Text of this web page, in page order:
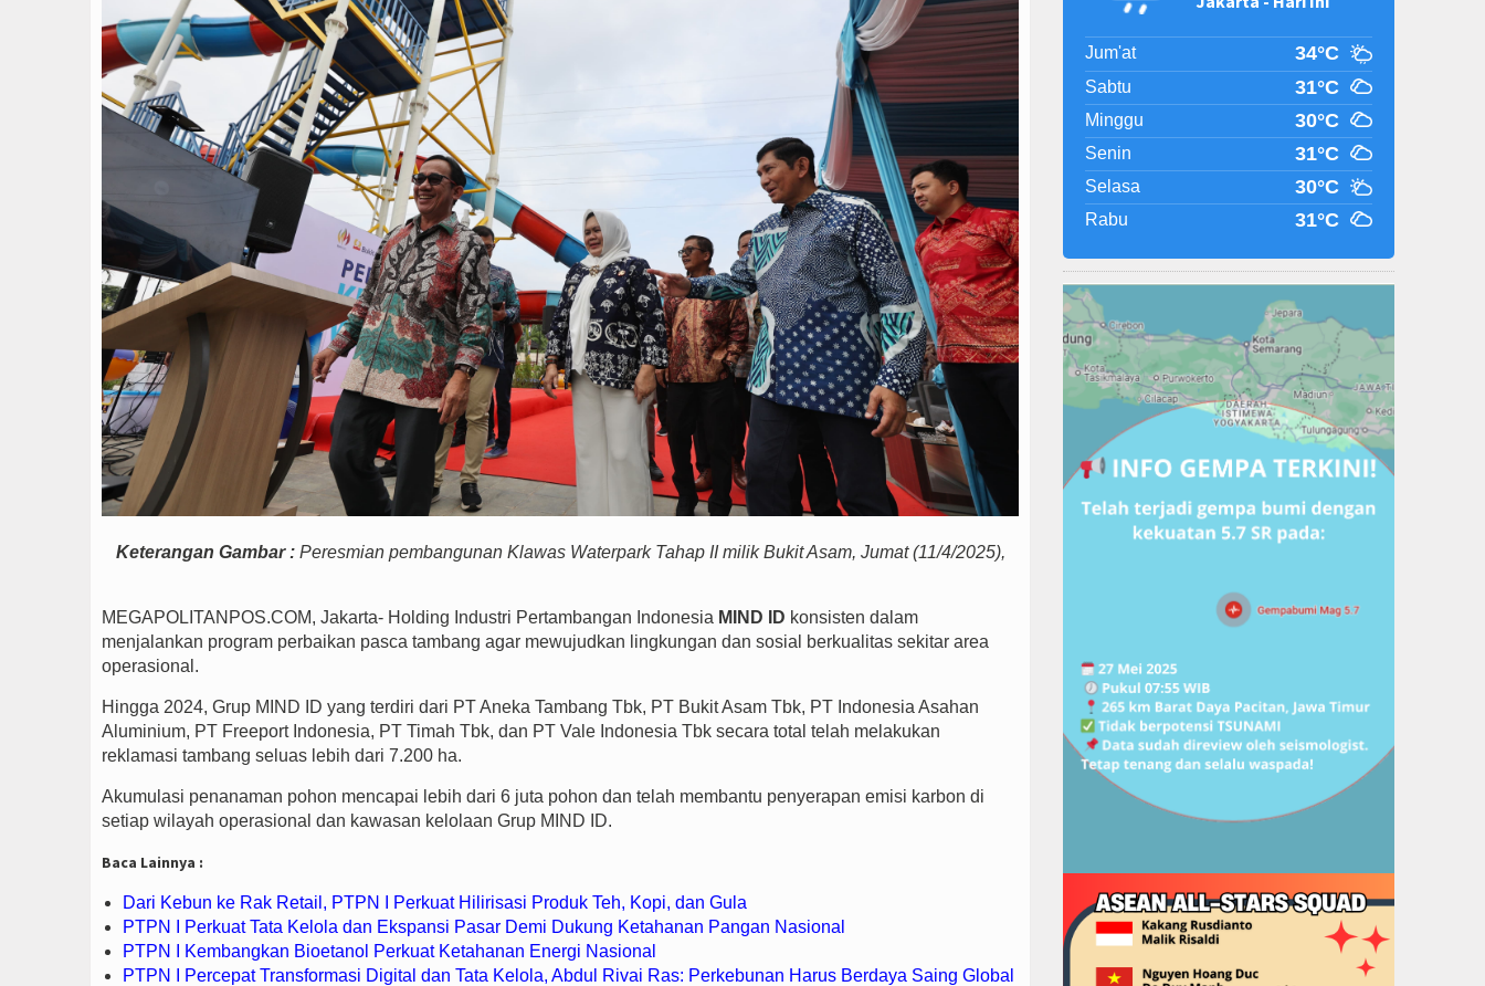
Keterangan Gambar :Peresmian pembangunan Klawas Waterpark Tahap II milik Bukit Asam, Jumat (11/4/2025),
MEGAPOLITANPOS.COM, Jakarta- Holding Industri Pertambangan Indonesia MIND ID konsisten dalam
menjalankan program perbaikan pasca tambang agar mewujudkan lingkungan dan sosial berkualitas sekitar area
operasional.
Hingga 2024, Grup MIND ID yang terdiri dari PT Aneka Tambang Tbk, PT Bukit Asam Tbk, PT Indonesia Asahan
Aluminium, PT Freeport Indonesia, PT Timah Tbk, dan PT Vale Indonesia Tbk secara total telah melakukan
reklamasi tambang seluas lebih dari 7.200 ha.
Akumulasi penanaman pohon mencapai lebih dari 6 juta pohon dan telah membantu penyerapan emisi karbon di
setiap wilayah operasional dan kawasan kelolaan Grup MIND ID.
Baca Lainnya :
Dari Kebun ke Rak Retail, PTPN I Perkuat Hilirisasi Produk Teh, Kopi, dan Gula
PTPN I Perkuat Tata Kelola dan Ekspansi Pasar Demi Dukung Ketahanan Pangan Nasional
PTPN I Kembangkan Bioetanol Perkuat Ketahanan Energi Nasional
PTPN I Percepat Transformasi Digital dan Tata Kelola, Abdul Rivai Ras: Perkebunan Harus Berdaya Saing Global
Jum'at 34°C
Sabtu 31°C
Minggu 30°C
Senin 31°C
Selasa 30°C
Rabu 31°C